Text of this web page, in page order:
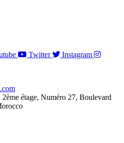
Twitter
Instagram
étage, Numéro 27, Boulevard